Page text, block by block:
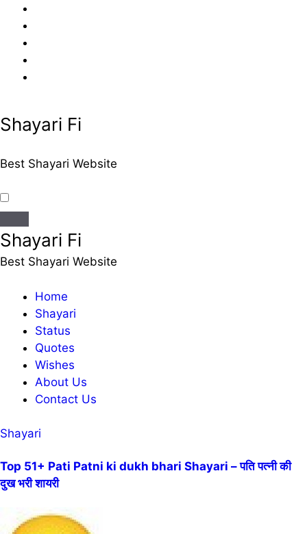
content
Shayari Fi
Best Shayari Website
Shayari Fi
Best Shayari Website
Home
Shayari
Status
Quotes
Wishes
About Us
Contact Us
Shayari
Top 51+ Pati Patni ki dukh bhari Shayari – पति पत्नी की
दुख भरी शायरी